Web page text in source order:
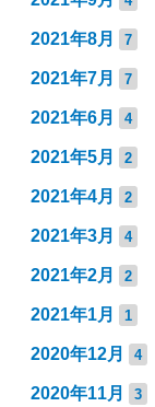
2021年8月 7
2021年7月 7
2021年6月 4
2021年5月 2
2021年4月 2
2021年3月 4
2021年2月 2
2021年1月 1
2020年12月 4
2020年11月 3